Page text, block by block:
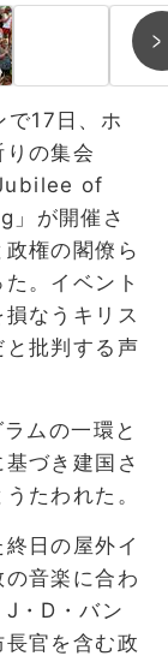
で17日、ホ
の集会
of
が開催さ
権の閣僚ら
。イベント
なうキリス
と批判する声
ムの一環と
づき建国さ
たわれた。
日の屋外イ
音楽に合わ
・D・バン
官を含む政